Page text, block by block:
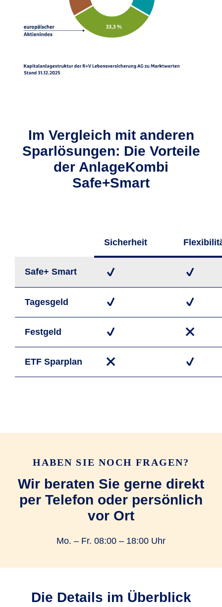
Im Vergleich mit anderen
Sparlösungen: Die Vorteile
der AnlageKombi
Safe+Smart
Sicher­heit
Safe+ Smart
Tages­geld
Fest­geld
ETF Spar­plan
HABEN SIE NOCH FRAGEN?
Wir beraten Sie gerne direkt
per Telefon oder persönlich
vor Ort
Mo. – Fr. 08:00 – 18:00 Uhr
Die Details im Überblick